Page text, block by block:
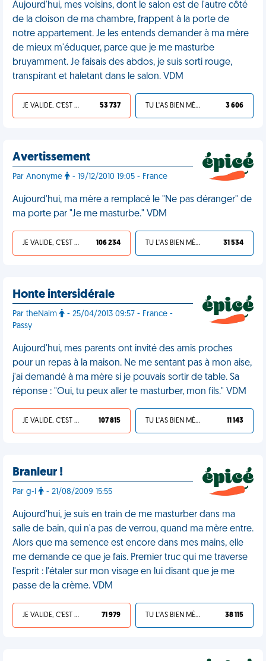
Aujourd'hui, mes voisins, dont le salon est de l'autre côté
de la cloison de ma chambre, frappent à la porte de
notre appartement. Je les entends demander à ma mère
de mieux m'éduquer, parce que je me masturbe
bruyamment. Je faisais des abdos, je suis sorti rouge,
transpirant et haletant dans le salon. VDM
JE VALIDE, C'EST UNE VDM 53 737 TU L'AS BIEN MÉRITÉ 3 606
Avertissement
Par Anonyme - 19/12/2010 19:05 - France
Aujourd'hui, ma mère a remplacé le "Ne pas déranger" de
ma porte par "Je me masturbe." VDM
JE VALIDE, C'EST UNE VDM 106 234 TU L'AS BIEN MÉRITÉ 31 534
Honte intersidérale
Par theNaim
- 25/04/2013 09:57 - France -
Passy
Aujourd'hui, mes parents ont invité des amis proches
pour un repas à la maison. Ne me sentant pas à mon aise,
j'ai demandé à ma mère si je pouvais sortir de table. Sa
réponse : "Oui, tu peux aller te masturber, mon fils." VDM
JE VALIDE, C'EST UNE VDM 107 815 TU L'AS BIEN MÉRITÉ 11 143
Branleur !
Par g-l - 21/08/2009 15:55
Aujourd'hui, je suis en train de me masturber dans ma
salle de bain, qui n'a pas de verrou, quand ma mère entre.
Alors que ma semence est encore dans mes mains, elle
me demande ce que je fais. Premier truc qui me traverse
l'esprit : l'étaler sur mon visage en lui disant que je me
passe de la crème. VDM
JE VALIDE, C'EST UNE VDM 71 979 TU L'AS BIEN MÉRITÉ 38 115